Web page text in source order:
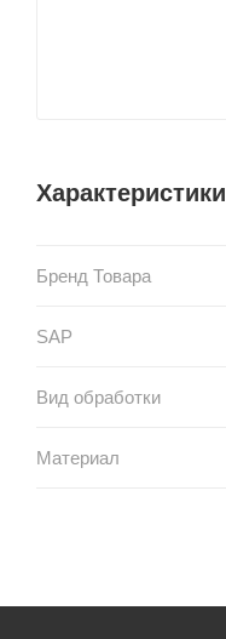
Характеристики
Бренд Товара
SAP
Вид обработки
Материал